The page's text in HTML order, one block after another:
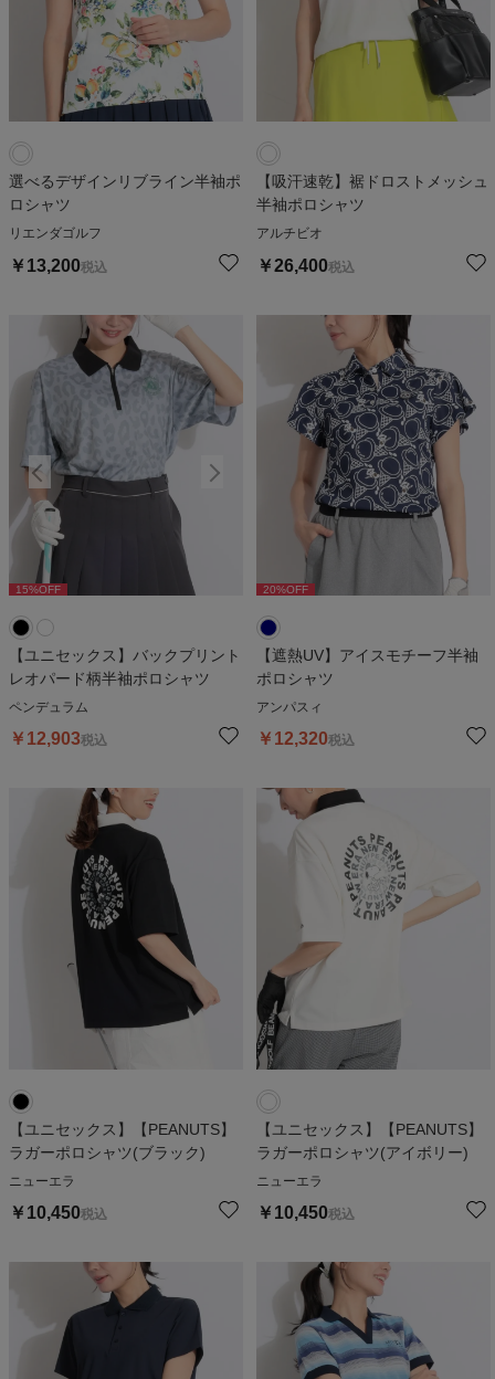
選べるデザインリブライン半袖ポ
ロシャツ
リエンダゴルフ
￥ 13,200税込
【吸汗速乾】裾ドロストメッシュ
半袖ポロシャツ
アルチビオ
￥26,400税込
15%OFF %OFF
【ユニセックス】バックプリント
レオパード柄半袖ポロシャツ
ペンデュラム
￥ 12,903税込
20%OFF
【遮熱UV】アイスモチーフ半袖
ポロシャツ
アンパスィ
￥ 12,320税込
【ユニセックス】【PEANUTS】
ラガーポロシャツ(ブラック)
ニューエラ
￥ 10,450税込
【ユニセックス】【PEANUTS】
ラガーポロシャツ(アイボリー)
ニューエラ
￥ 10,450税込